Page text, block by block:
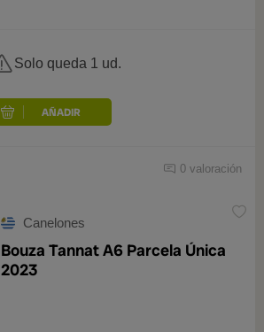
Solo queda 1 ud.
0 valoración
Canelones
Bouza Tannat A6 Parcela Única
2023